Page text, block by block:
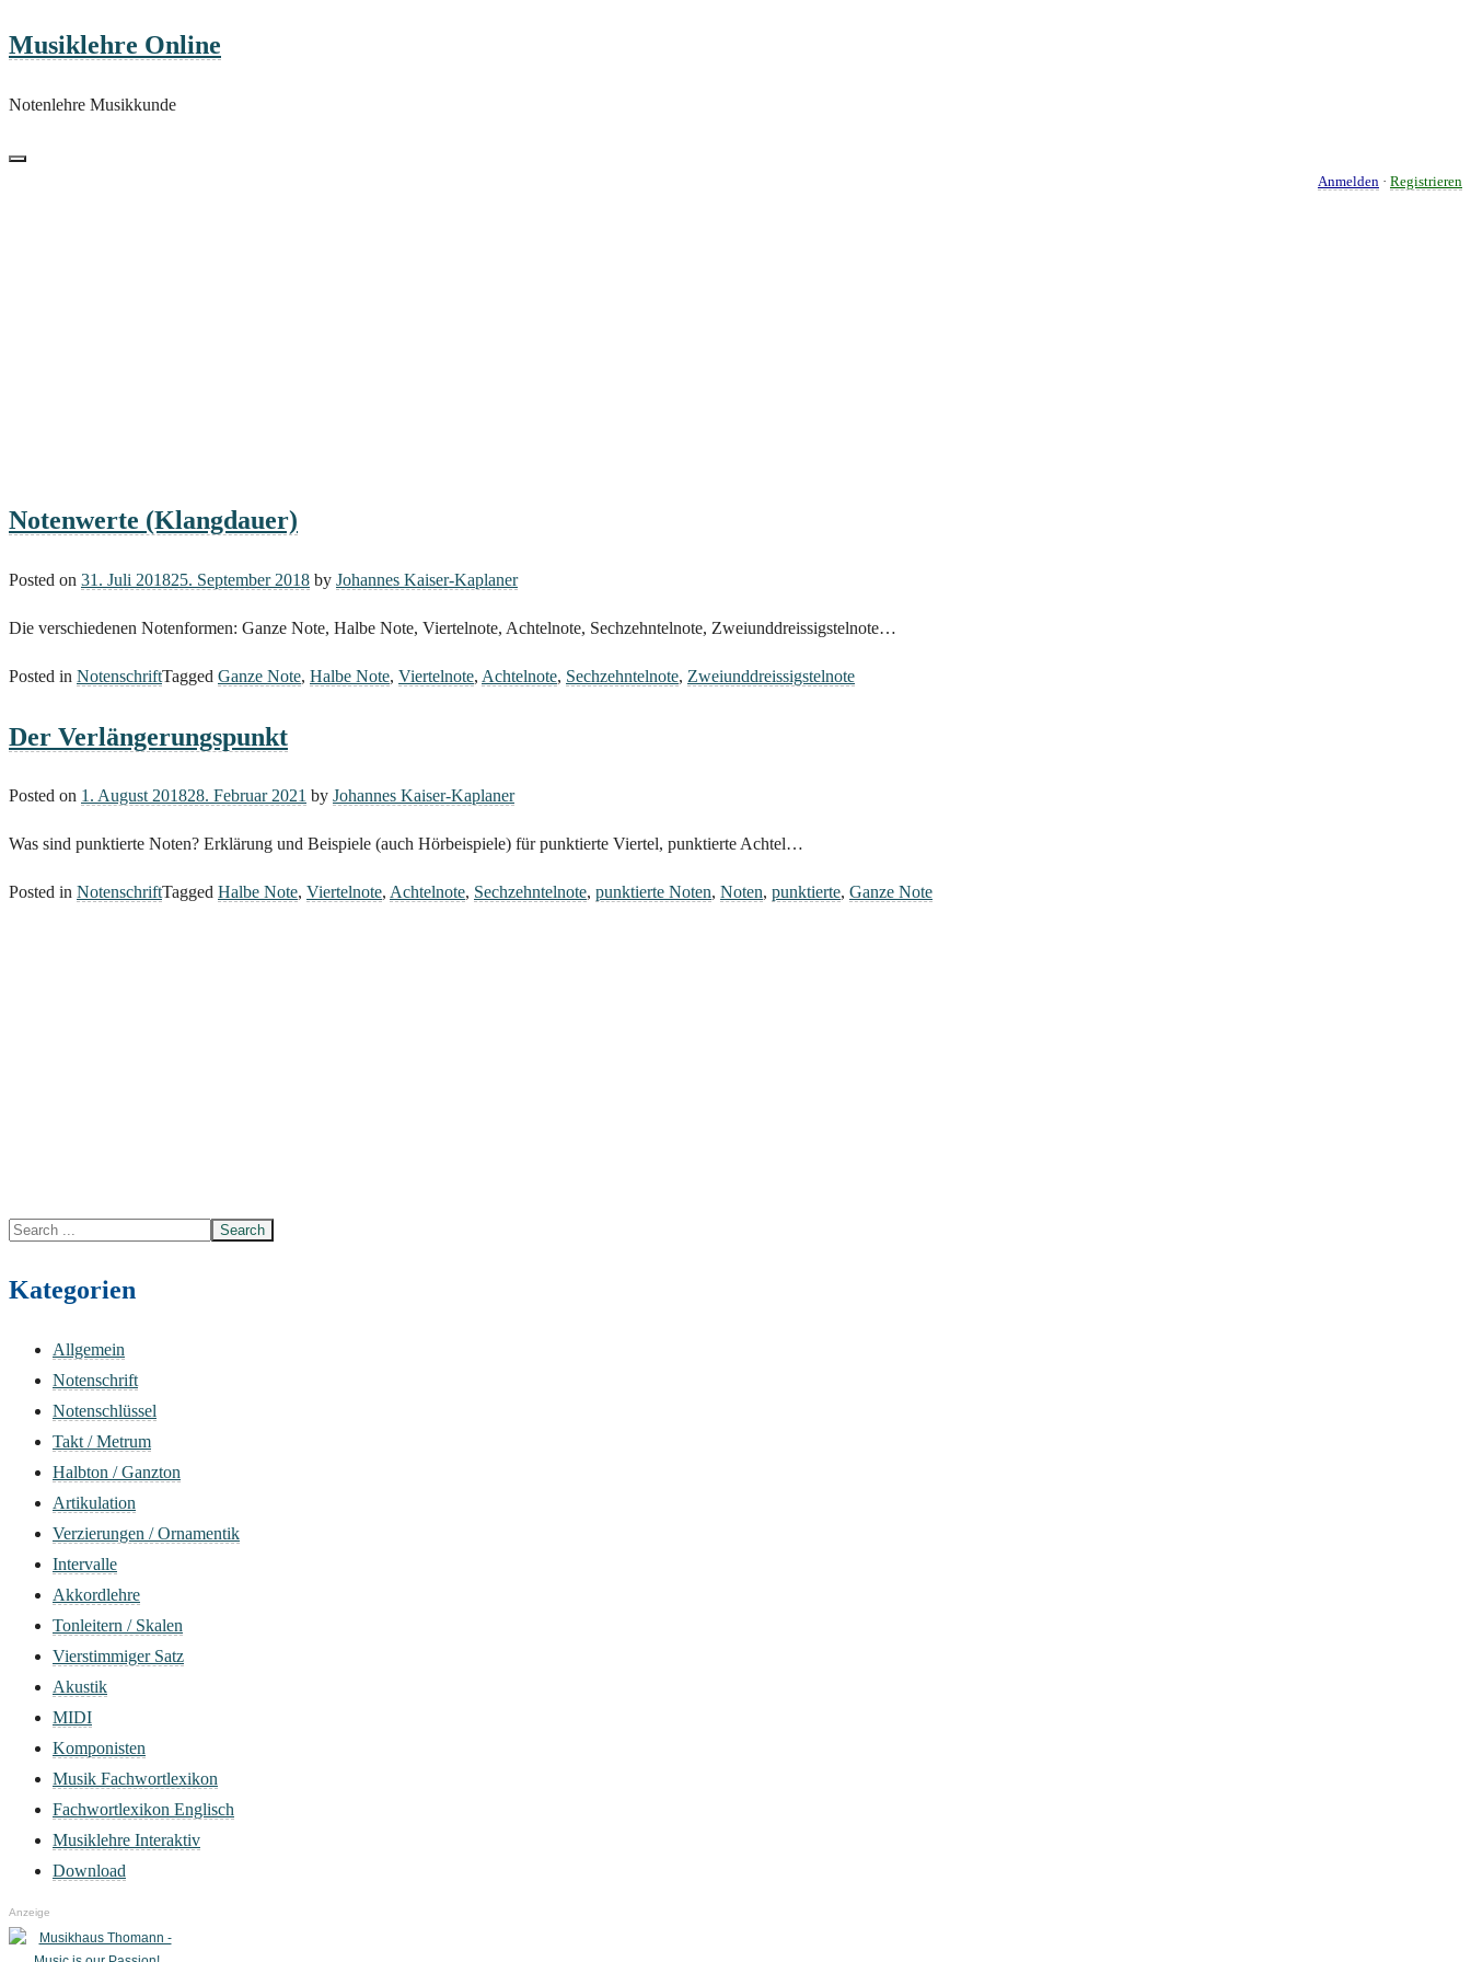
Skip
to
content
Musiklehre Online
Notenlehre Musikkunde
Anmelden · Registrieren
Notenwerte (Klangdauer)
Posted on 31. Juli 201825. September 2018 by Johannes Kaiser-Kaplaner
Die verschiedenen Notenformen: Ganze Note, Halbe Note, Viertelnote, Achtelnote, Sechzehntelnote, Zweiunddreissigstelnote…
Posted in NotenschriftTagged Ganze Note, Halbe Note, Viertelnote, Achtelnote, Sechzehntelnote, Zweiunddreissigstelnote
Der Verlängerungspunkt
Posted on 1. August 201828. Februar 2021 by Johannes Kaiser-Kaplaner
Was sind punktierte Noten? Erklärung und Beispiele (auch Hörbeispiele) für punktierte Viertel, punktierte Achtel…
Posted in NotenschriftTagged Halbe Note, Viertelnote, Achtelnote, Sechzehntelnote, punktierte Noten, Noten, punktierte, Ganze Note
Search
Kategorien
Allgemein
Notenschrift
Notenschlüssel
Takt / Metrum
Halbton / Ganzton
Artikulation
Verzierungen / Ornamentik
Intervalle
Akkordlehre
Tonleitern / Skalen
Vierstimmiger Satz
Akustik
MIDI
Komponisten
Musik Fachwortlexikon
Fachwortlexikon Englisch
Musiklehre Interaktiv
Download
Anzeige